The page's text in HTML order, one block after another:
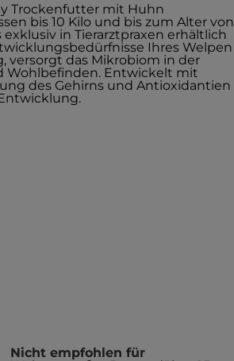
Trockenfutter mit Huhn
bis 10 Kilo und bis zum Alter von
in Tierarztpraxen erhältlich
Ihres Welpen
versorgt das Mikrobiom in der
Wohlbefinden. Entwickelt mit
des Gehirns und Antioxidantien
Nicht empfohlen für